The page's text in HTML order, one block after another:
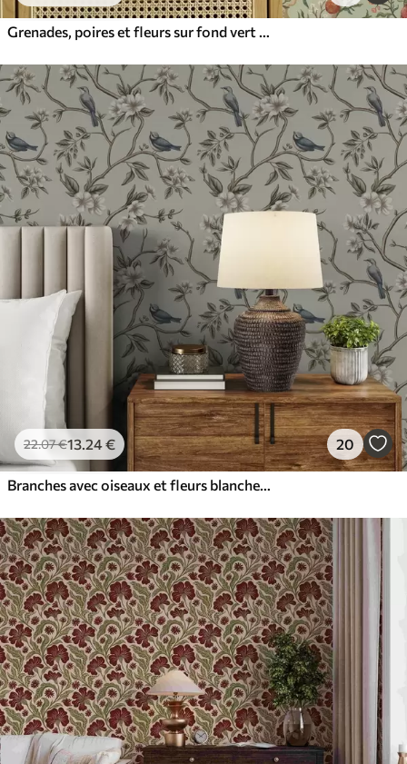
Grenades, poires et fleurs sur fond vert pâle
22.07€13.24€ 20
Branches avec oiseaux et fleurs blanches sur un fond délicat